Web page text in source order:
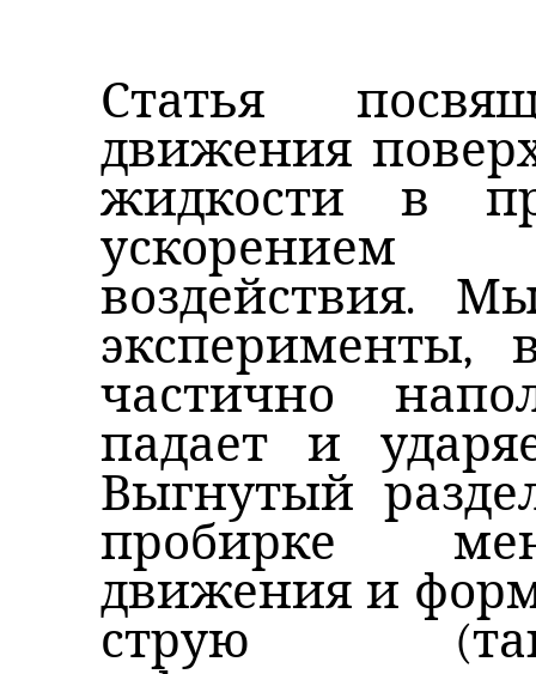
Статья
движения
жидкости в
ускорением
воздействия.
эксперименты,
частично
падает и
Выгнутый
пробирке
движения и
струю